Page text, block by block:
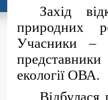
Захід
природних
Учасники –
екології ОВА.
Відбулася